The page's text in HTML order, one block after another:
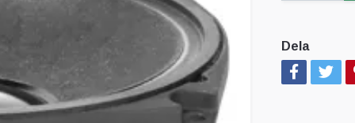
Dela